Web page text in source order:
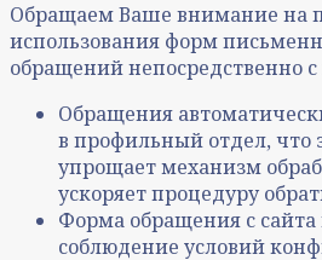
Обращаем Ваше внимание на
использования форм
обращений непосредственно
Обращения
в профильный отдел, что
упрощает механизм
ускоряет процедуру
Форма обращения с сайта
соблюдение условий